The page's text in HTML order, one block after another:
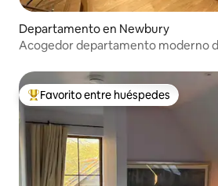
Departamento en Newbury
Acogedor departamento moderno
De los mejores en Favorito entre
Favorito entre huéspedes